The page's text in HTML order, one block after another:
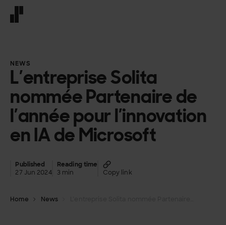
NEWS
L’entreprise Solita
nommée Partenaire de
l’année pour l’innovation
en IA de Microsoft
Published
27 Jun 2024
Reading time
3 min
Copy link
Home News